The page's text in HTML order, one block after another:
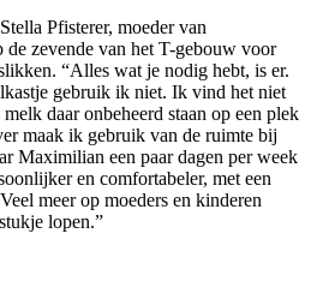
Pfisterer, moeder van
zevende van het T-gebouw voor
“Alles wat je nodig hebt, is er.
gebruik ik niet. Ik vind het niet
daar onbeheerd staan op een plek
maak ik gebruik van de ruimte bij
Maximilian een paar dagen per week
en comfortabeler, met een
meer op moeders en kinderen
lopen.”